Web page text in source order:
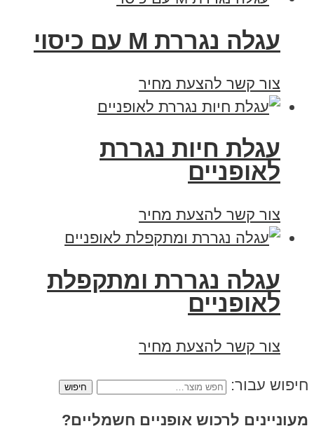
עגלה נגררת M עם כיסוי
צור קשר להצעת מחיר
עגלת חיות נגררת
לאופניים
צור קשר להצעת מחיר
עגלה נגררת ומתקפלת
לאופניים
צור קשר להצעת מחיר
חיפוש עבור:
מעוניינים לרכוש אופניים חשמליים?